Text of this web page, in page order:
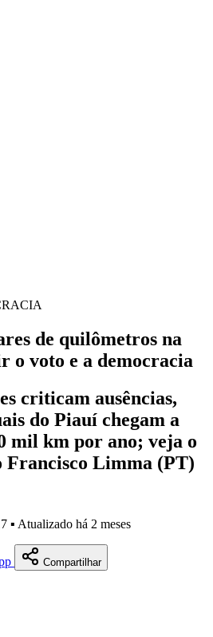
de quilômetros na
o voto e a democracia
criticam ausências,
do Piauí chegam a
mil km por ano; veja o
Francisco Limma (PT)
▪ Atualizado há 2 meses
Compartilhar